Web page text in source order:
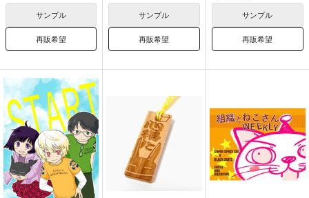
サンプル
再販希望
サンプル
再販希望
サンプル
再販希望